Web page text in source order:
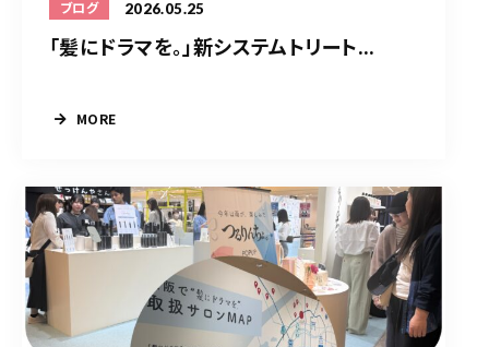
ブログ 2026.05.25
「髪にドラマを。」新システムトリート...
MORE